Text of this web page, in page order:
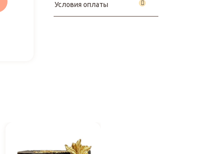
Условия оплаты